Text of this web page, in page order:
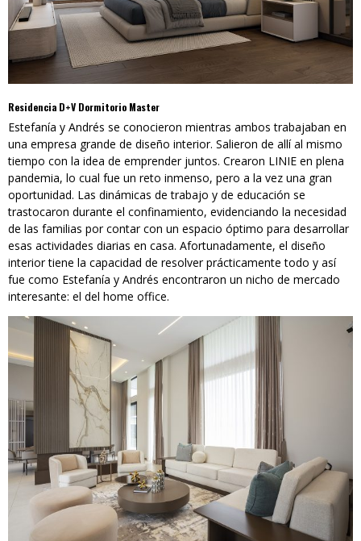
Residencia D+V Dormitorio Master
Estefanía y Andrés se conocieron mientras ambos trabajaban en
una empresa grande de diseño interior. Salieron de allí al mismo
tiempo con la idea de emprender juntos. Crearon LINIE en plena
pandemia, lo cual fue un reto inmenso, pero a la vez una gran
oportunidad. Las dinámicas de trabajo y de educación se
trastocaron durante el confinamiento, evidenciando la necesidad
de las familias por contar con un espacio óptimo para desarrollar
esas actividades diarias en casa. Afortunadamente, el diseño
interior tiene la capacidad de resolver prácticamente todo y así
fue como Estefanía y Andrés encontraron un nicho de mercado
interesante: el del home office.